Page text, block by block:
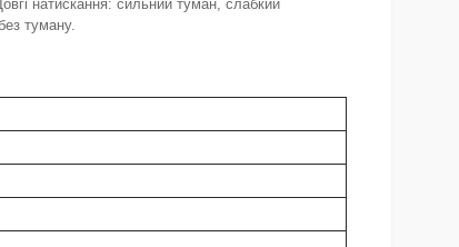
натискання: сильний туман, слабкий
туману.